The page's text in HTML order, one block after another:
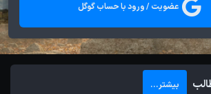
عضویت / ورود با حساب گوگل
بیشتر...